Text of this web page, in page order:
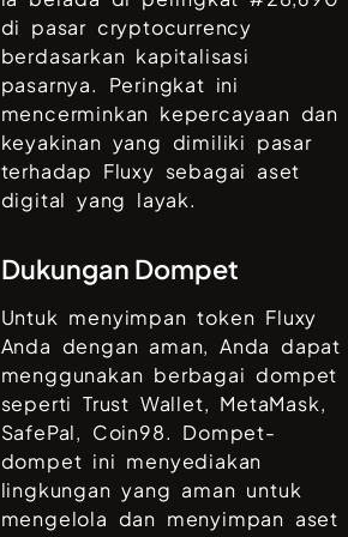
di pasar cryptocurrency
berdasarkan kapitalisasi
pasarnya. Peringkat ini
mencerminkan kepercayaan dan
keyakinan yang dimiliki pasar
terhadap Fluxy sebagai aset
digital yang layak.
Dukungan Dompet
Untuk menyimpan token Fluxy
Anda dengan aman, Anda dapat
menggunakan berbagai dompet
sepertiTrust Wallet, MetaMask,
SafePal, Coin98. Dompet-
dompet ini menyediakan
lingkungan yang aman untuk
mengelola dan menyimpan aset